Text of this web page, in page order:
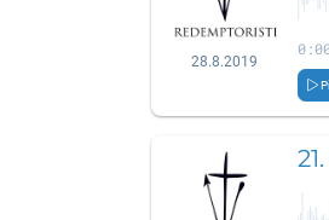
28.8.2019